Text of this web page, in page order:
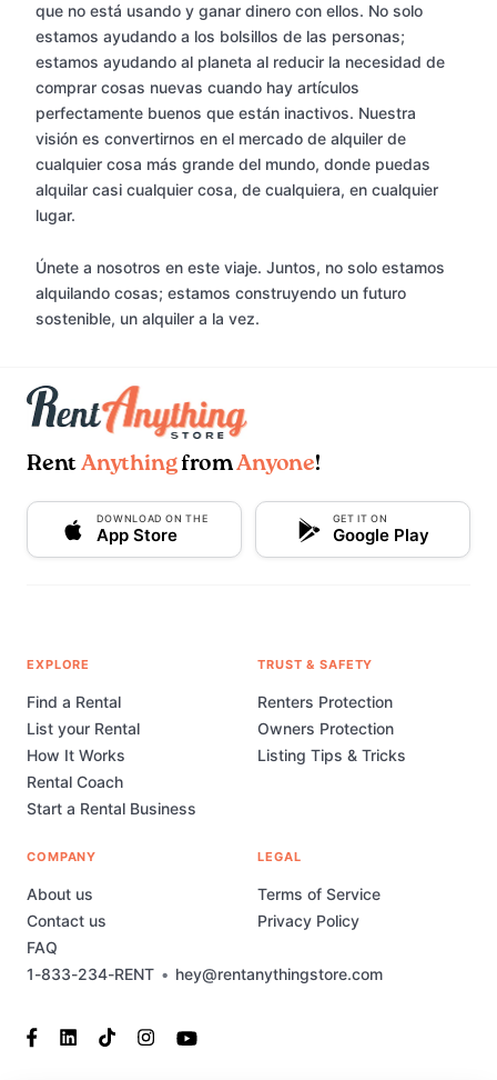
que no está usando y ganar dinero con ellos. No solo
estamos ayudando a los bolsillos de las personas;
estamos ayudando al planeta al reducir la necesidad de
comprar cosas nuevas cuando hay artículos
perfectamente buenos que están inactivos. Nuestra
visión es convertirnos en el mercado de alquiler de
cualquier cosa más grande del mundo, donde puedas
alquilar casi cualquier cosa, de cualquiera, en cualquier
lugar.
Únete a nosotros en este viaje. Juntos, no solo estamos
alquilando cosas; estamos construyendo un futuro
sostenible, un alquiler a la vez.
Rent AnythingfromAnyone!
DOWNLOAD ON THE
App Store
GET IT ON
Google Play
1-833-234-RENT • hey@rentanythingstore.com
EXPLORE
Find a Rental
List your Rental
How It Works
Rental Coach
Start a Rental Business
TRUST & SAFETY
Renters Protection
Owners Protection
Listing Tips & Tricks
COMPANY
About us
Contact us
FAQ
LEGAL
Terms of Service
Privacy Policy